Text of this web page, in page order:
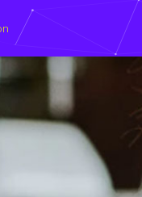
8 au 11 mars 2021, le
les métiers du numérique